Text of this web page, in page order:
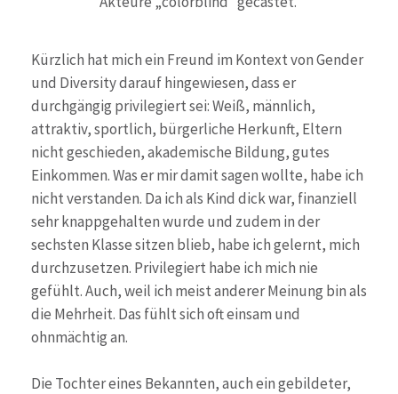
Kürzlich hat mich ein Freund im Kontext von Gender
und Diversity darauf hingewiesen, dass er
durchgängig privilegiert sei: Weiß, männlich,
attraktiv, sportlich, bürgerliche Herkunft, Eltern
nicht geschieden, akademische Bildung, gutes
Einkommen. Was er mir damit sagen wollte, habe ich
nicht verstanden. Da ich als Kind dick war, finanziell
sehr knappgehalten wurde und zudem in der
sechsten Klasse sitzen blieb, habe ich gelernt, mich
durchzusetzen. Privilegiert habe ich mich nie
gefühlt. Auch, weil ich meist anderer Meinung bin als
die Mehrheit. Das fühlt sich oft einsam und
ohnmächtig an.
Die Tochter eines Bekannten, auch ein gebildeter,